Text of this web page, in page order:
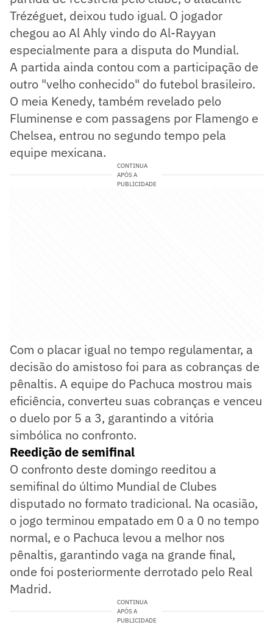
Trézéguet, deixou tudo igual. O jogador
chegou ao Al Ahly vindo do Al-Rayyan
especialmente para a disputa do Mundial.
A partida ainda contou com a participação de
outro "velho conhecido" do futebol brasileiro.
O meia Kenedy, também revelado pelo
Fluminense e com passagens por Flamengo e
Chelsea, entrou no segundo tempo pela
equipe mexicana.
CONTINUA
APÓS A
PUBLICIDADE
Com o placar igual no tempo regulamentar, a
decisão do amistoso foi para as cobranças de
pênaltis. A equipe do Pachuca mostrou mais
eficiência, converteu suas cobranças e venceu
o duelo por 5 a 3, garantindo a vitória
simbólica no confronto.
Reedição de semifinal
O confronto deste domingo reeditou a
semifinal do último Mundial de Clubes
disputado no formato tradicional. Na ocasião,
o jogo terminou empatado em 0 a 0 no tempo
normal, e o Pachuca levou a melhor nos
pênaltis, garantindo vaga na grande final,
onde foi posteriormente derrotado pelo Real
Madrid.
CONTINUA
APÓS A
PUBLICIDADE